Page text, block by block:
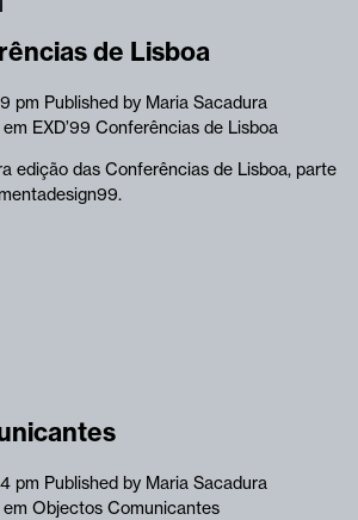
de Lisboa
pm Published by Maria Sacadura
em EXD’99 Conferências de Lisboa
edição das Conferências de Lisboa, parte
pm Published by Maria Sacadura
em Objectos Comunicantes